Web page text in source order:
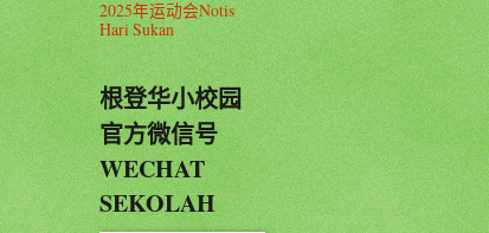
2025年运动会Notis
Hari Sukan
根登华小校园
官方微信号
WECHAT
SEKOLAH